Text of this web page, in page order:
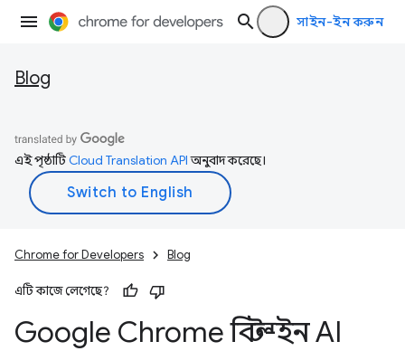
সাইন-ইন করুন
Blog
এই পৃষ্ঠাটিCloud Translation APIঅনুবাদ করেছে।
Chrome for Developers Blog
এটি কাজে লেগেছে?
Google Chrome বিল্ট-ইন AI